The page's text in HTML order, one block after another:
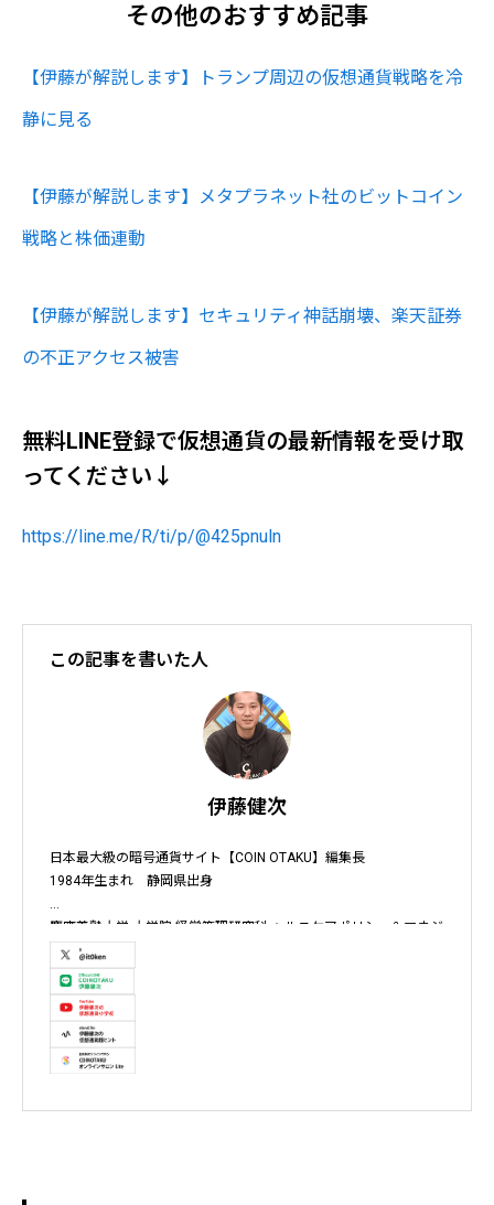
その他のおすすめ記事
【伊藤が解説します】トランプ周辺の仮想通貨戦略を冷
静に見る
【伊藤が解説します】メタプラネット社のビットコイン
戦略と株価連動
【伊藤が解説します】セキュリティ神話崩壊、楽天証券
の不正アクセス被害
無料LINE登録で仮想通貨の最新情報を受け取
ってください↓
https://line.me/R/ti/p/@425pnuln
この記事を書いた人
伊藤健次
日本最大級の暗号通貨サイト【COIN OTAKU】編集長
1984年生まれ　静岡県出身
慶應義塾大学 大学院 経営管理研究科 ヘルスケアポリシー＆マネジ
メント集中コース終了
株式会社ソクラテス 代表取締役 / 国内企業暗号資産事業顧問 / 暗
号資産取引所アドバイザー / 暗号資産投資アナリスト / Fintechコ
ンサルタント / 暗号資産非公式アーティスト /YouTuber
テレビ東京WBS出演　テレビ東京モーニングサテライト出演
他各メディア取材、出演